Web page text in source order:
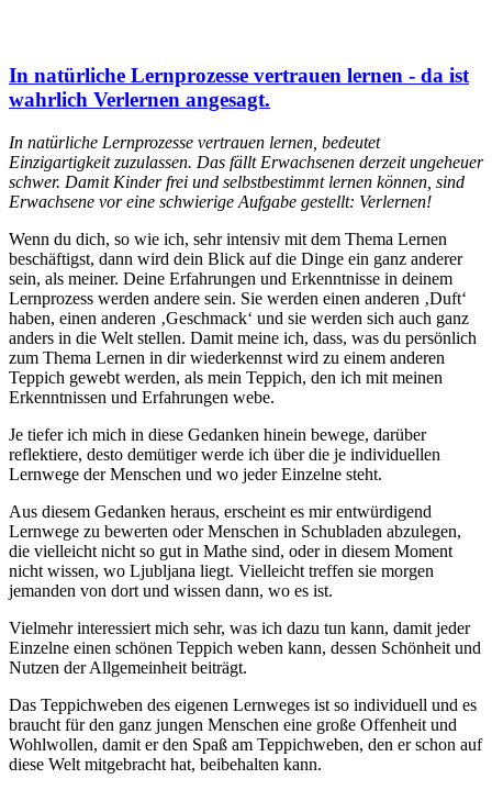
In natürliche Lernprozesse vertrauen lernen - da ist
wahrlich Verlernen angesagt.
In natürliche Lernprozesse vertrauen lernen, bedeutet
Einzigartigkeit zuzulassen. Das fällt Erwachsenen derzeit ungeheuer
schwer. Damit Kinder frei und selbstbestimmt lernen können, sind
Erwachsene vor eine schwierige Aufgabe gestellt: Verlernen!
Wenn du dich, so wie ich, sehr intensiv mit dem Thema Lernen
beschäftigst, dann wird dein Blick auf die Dinge ein ganz anderer
sein, als meiner. Deine Erfahrungen und Erkenntnisse in deinem
Lernprozess werden andere sein. Sie werden einen anderen ‚Duft‘
haben, einen anderen ‚Geschmack‘ und sie werden sich auch ganz
anders in die Welt stellen. Damit meine ich, dass, was du persönlich
zum Thema Lernen in dir wiederkennst wird zu einem anderen
Teppich gewebt werden, als mein Teppich, den ich mit meinen
Erkenntnissen und Erfahrungen webe.
Je tiefer ich mich in diese Gedanken hinein bewege, darüber
reflektiere, desto demütiger werde ich über die je individuellen
Lernwege der Menschen und wo jeder Einzelne steht.
Aus diesem Gedanken heraus, erscheint es mir entwürdigend
Lernwege zu bewerten oder Menschen in Schubladen abzulegen,
die vielleicht nicht so gut in Mathe sind, oder in diesem Moment
nicht wissen, wo Ljubljana liegt. Vielleicht treffen sie morgen
jemanden von dort und wissen dann, wo es ist.
Vielmehr interessiert mich sehr, was ich dazu tun kann, damit jeder
Einzelne einen schönen Teppich weben kann, dessen Schönheit und
Nutzen der Allgemeinheit beiträgt.
Das Teppichweben des eigenen Lernweges ist so individuell und es
braucht für den ganz jungen Menschen eine große Offenheit und
Wohlwollen, damit er den Spaß am Teppichweben, den er schon auf
diese Welt mitgebracht hat, beibehalten kann.